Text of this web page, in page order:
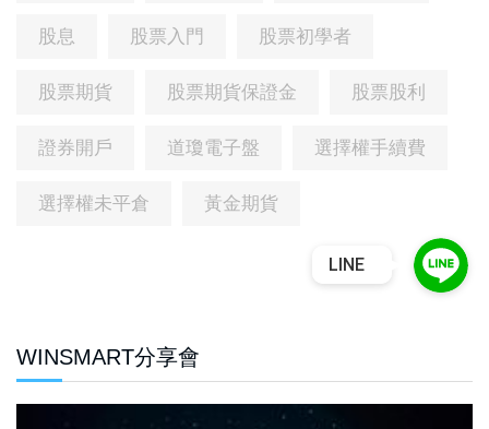
股息 股票入門 股票初學者
股票期貨 股票期貨保證金 股票股利
證券開戶 道瓊電子盤 選擇權手續費
選擇權未平倉 黃金期貨
WINSMART分享會
LINE